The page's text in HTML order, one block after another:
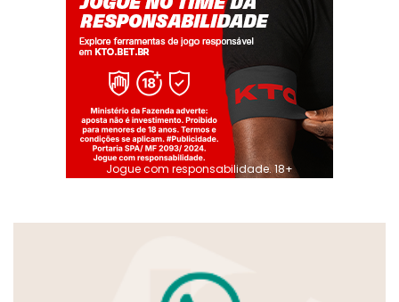
Jogue com responsabilidade. 18+